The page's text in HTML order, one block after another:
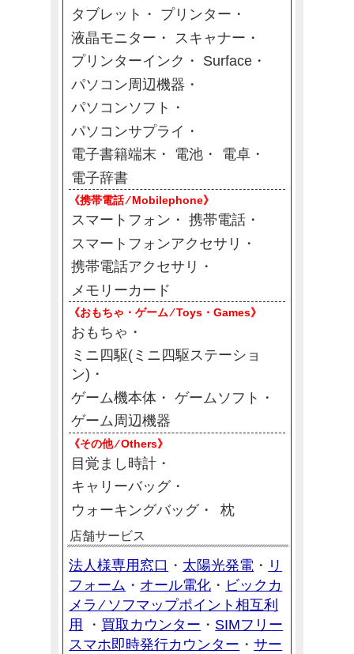
タブレット
プリンター
液晶モニター
スキャナー
プリンターインク
Surface
パソコン周辺機器
パソコンソフト
パソコンサプライ
電子書籍端末
電池
電卓
電子辞書
《携帯電話 ⁄ Mobilephone》
スマートフォン
携帯電話
スマートフォンアクセサリ
携帯電話アクセサリ
メモリーカード
《おもちゃ・ゲーム ⁄ Toys・Games》
おもちゃ
ミニ四駆(ミニ四駆ステーショ
ン)
ゲーム機本体
ゲームソフト
ゲーム周辺機器
《その他 ⁄ Others》
目覚まし時計
キャリーバッグ
ウォーキングバッグ
枕
店舗サービス
法人様専用窓口 ・ 太陽光発電 ・ リ
フォーム ・ オール電化 ・ ビックカ
メラ ⁄ ソフマップポイント相互利
用
・ 買取カウンター ・ SIMフリー
スマホ即時発行カウンター ・サー